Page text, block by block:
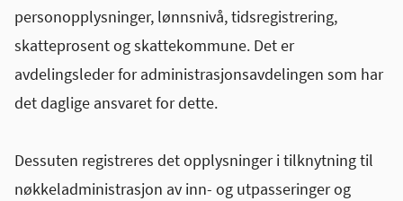
personopplysninger, lønnsnivå, tidsregistrering,
skatteprosent og skattekommune. Det er
avdelingsleder for administrasjonsavdelingen som har
det daglige ansvaret for dette.
Dessuten registreres det opplysninger i tilknytning til
nøkkeladministrasjon av inn- og utpasseringer og